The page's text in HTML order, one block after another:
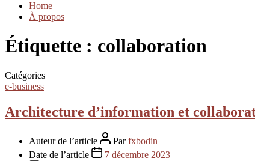
Home
À propos
Étiquette : collaboration
Catégories
e-business
Architecture d’information et
Auteur de l’article Parfxbodin
Date de l’article
7 décembre 2023